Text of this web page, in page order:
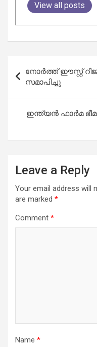
View all posts
navigation
നോർത്ത് ഈസ്റ്റ്
സമാപിച്ചു
ഇന്ത്യൻ ഫാർമ
Leave a Reply
Your email address will
are marked *
Comment *
Name *